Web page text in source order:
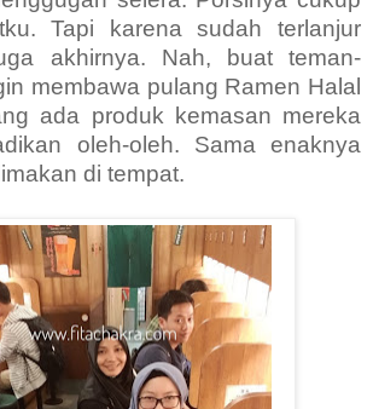
Tapi karena sudah terlanjur
akhirnya. Nah, buat teman-
membawa pulang Ramen Halal
ada produk kemasan mereka
oleh-oleh. Sama enaknya
di tempat.